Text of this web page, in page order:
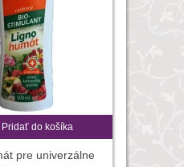
Pridať do košíka
pre univerzálne